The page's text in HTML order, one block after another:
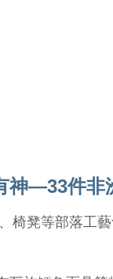
神—33件非
椅凳等部落工